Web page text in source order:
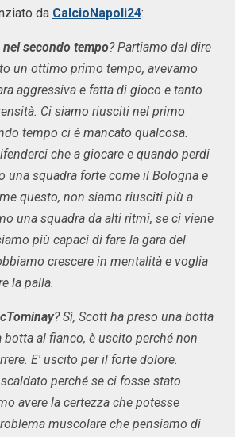
da CalcioNapoli24:
secondo tempo? Partiamo dal dire
un ottimo primo tempo, avevamo
aggressiva e fatta di gioco e tanto
Ci siamo riusciti nel primo
tempo ci è mancato qualcosa.
che a giocare e quando perdi
una squadra forte come il Bologna e
questo, non siamo riusciti più a
una squadra da alti ritmi, se ci viene
più capaci di fare la gara del
crescere in mentalità e voglia
la palla.
? Sì, Scott ha preso una botta
botta al fianco, è uscito perché non
E' uscito per il forte dolore.
perché se ci fosse stato
avere la certezza che potesse
muscolare che pensiamo di